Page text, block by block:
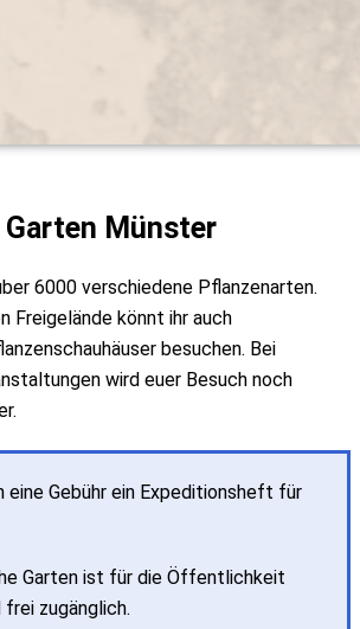
Garten Münster
6000 verschiedene Pflanzenarten.
Freigelände könnt ihr auch
besuchen. Bei
wird euer Besuch noch
eine Gebühr ein Expeditionsheft für
Garten ist für die Öffentlichkeit
zugänglich.